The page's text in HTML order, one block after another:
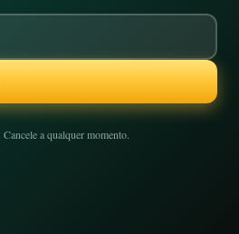
Cancele a qualquer momento.